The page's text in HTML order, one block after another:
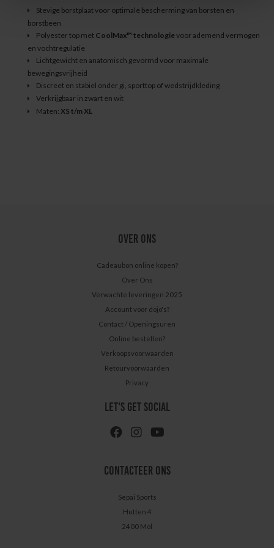
Stevige borstplaat voor optimale bescherming van borsten en
borstbeen
Polyester top met CoolMax™ technologie voor ademend vermogen
en vochtregulatie
Lichtgewicht en anatomisch gevormd voor maximale
bewegingsvrijheid
Discreet en stabiel onder gi, sporttop of wedstrijdkleding
Verkrijgbaar in zwart en wit
Maten: XS t/m XL
OVER ONS
Cadeaubon online kopen?
Over Ons
Verwachte leveringen 2025
Account voor dojo's?
Contact / Openingsuren
Online bestellen?
Verkoopsvoorwaarden
Retourvoorwaarden
Privacy
LET'S GET SOCIAL
CONTACTEER ONS
Sepai Sports
Hutten 4
2400 Mol